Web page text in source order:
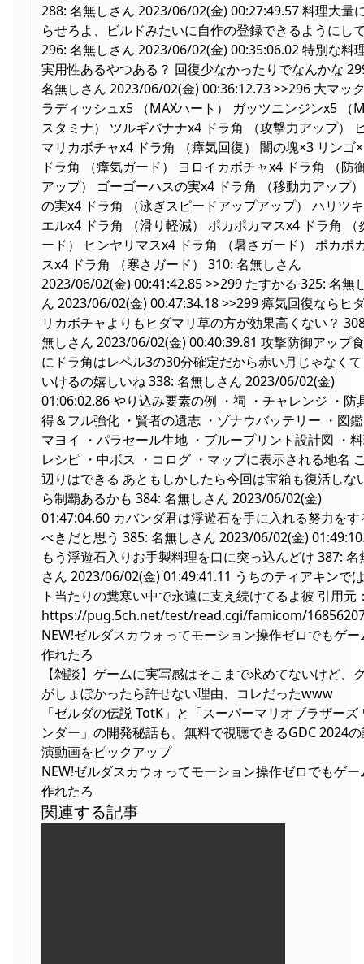
288: 名無しさん 2023/06/02(金) 00:27:49.57 料理大量
らせろよ、ビルドみたいに自作の登録できるようにし
296: 名無しさん 2023/06/02(金) 00:35:06.02 特別な料
実用性あるやつある？ 回復少なかったりでなんかな
名無しさん 2023/06/02(金) 00:36:12.73 >>296 大マッ
ラディッシュx5 （MAXハート） ガッツニンジンx5 （
スタミナ） ツルギバナナx4 ドラ角 （攻撃力アップ）
マリカボチャx4 ドラ角 （瘴気回復） 闇の塊×3 リンゴ
ドラ角 （瘴気ガード） ヨロイカボチャx4 ドラ角 （防
アップ） ゴーゴーハスの実x4 ドラ角 （移動力アップ
の実x4 ドラ角 （泳ぎスピードアップアップ） ハリツ
エルx4 ドラ角 （滑り軽減） ポカポカマスx4 ドラ角 （
ード） ヒンヤリマスx4 ドラ角 （暑さガード） ポカポ
スx4 ドラ角 （寒さガード） 310: 名無しさん
2023/06/02(金) 00:41:42.85 >>299 たすかる 325: 名無
ん 2023/06/02(金) 00:47:34.18 >>299 瘴気回復ならヒ
リカボチャよりもヒダマリ草の方が効果高くない？
無しさん 2023/06/02(金) 00:40:39.81 攻撃防御アップ
にドラ角はレベル3の30分確定だから赤い月じゃなく
いけるの嬉しいね 338: 名無しさん 2023/06/02(金)
01:06:02.86 やり込み要素の例 ・祠 ・チャレンジ ・防
得＆フル強化 ・賢者の遺志 ・ゾナウバッテリー ・図
マヨイ ・パラセール生地 ・ブループリント設計図 ・
レシピ ・中ボス ・コログ ・マップに表示される地名
辺りはできる あともしかしたら今回は宝箱も復活しな
ら制覇あるかも 384: 名無しさん 2023/06/02(金)
01:47:04.60 カバンダ君は浮遊石を手に入れる努力をす
べきだと思う 385: 名無しさん 2023/06/02(金)
もう浮遊石入りお手製料理を口に突っ込んどけ 387: 名
さん 2023/06/02(金) 01:49:41.11 うちのティアキンで
ト当たりの糞寒い中で永遠に支え続けてるよ彼 引用元
https://pug.5ch.net/test/read.cgi/famicom/
NEW!ゼルダスカウォってモーション操作ゼロでもゲー
作れたろ
【雑談】ゲームに実写感はそこまで求めてないけど、
がしょぼかったら許せない理由、コレだったwww
「ゼルダの伝説 TotK」と「スーパーマリオブラザーズ
ンダー」の開発秘話も。無料で視聴できるGDC 2024
演動画をピックアップ
NEW!ゼルダスカウォってモーション操作ゼロでもゲー
作れたろ
関連する記事